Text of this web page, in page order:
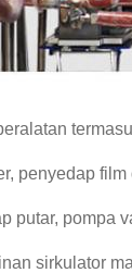
penyedap film
putar, pompa
sirkulator